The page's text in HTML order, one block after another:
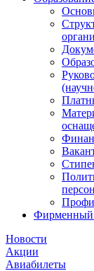
Фирменный
Новости
Акции
Авиабилеты